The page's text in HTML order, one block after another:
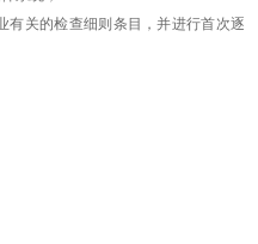
有关的检查细则条目，并进行首次逐